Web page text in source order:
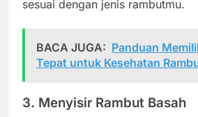
sesuai dengan jenis rambutmu.
BACA JUGA: Panduan
Tepat untuk Kesehatan
3. Menyisir Rambut Basah